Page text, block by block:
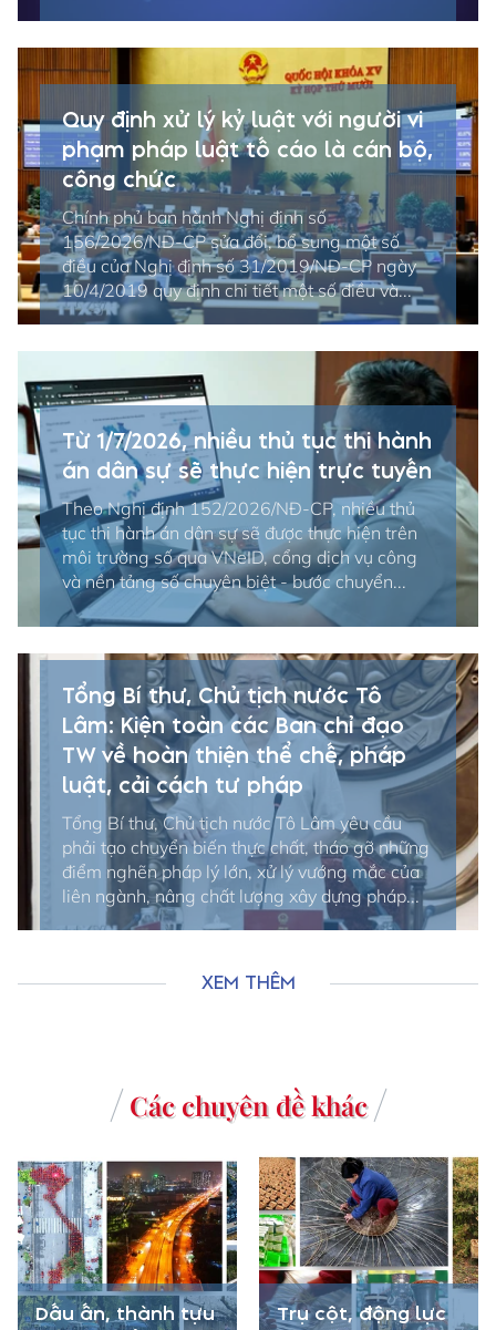
Quy định xử lý kỷ luật với người vi
phạm pháp luật tố cáo là cán bộ,
công chức
Chính phủ ban hành Nghị định số
156/2026/NĐ-CP sửa đổi, bổ sung một số
điều của Nghị định số 31/2019/NĐ-CP ngày
10/4/2019 quy định chi tiết một số điều và...
Từ 1/7/2026, nhiều thủ tục thi hành
án dân sự sẽ thực hiện trực tuyến
Theo Nghị định 152/2026/NĐ-CP, nhiều thủ
tục thi hành án dân sự sẽ được thực hiện trên
môi trường số qua VNeID, cổng dịch vụ công
và nền tảng số chuyên biệt - bước chuyển...
Tổng Bí thư, Chủ tịch nước Tô
Lâm: Kiện toàn các Ban chỉ đạo
TW về hoàn thiện thể chế, pháp
luật, cải cách tư pháp
Tổng Bí thư, Chủ tịch nước Tô Lâm yêu cầu
phải tạo chuyển biến thực chất, tháo gỡ những
điểm nghẽn pháp lý lớn, xử lý vướng mắc của
liên ngành, nâng chất lượng xây dựng pháp...
XEM THÊM
Các chuyên đề khác
Dấu ấn, thành tựu
Trụ cột, động lực